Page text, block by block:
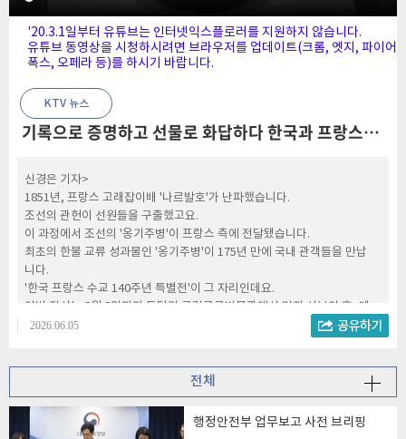
'20.3.1일부터 유튜브는 인터넷익스플로러를 지원하지 않습니다.
유튜브 동영상을 시청하시려면 브라우저를 업데이트(크롬, 엣지, 파이어
폭스, 오페라 등)를 하시기 바랍니다.
KTV 뉴스
기록으로 증명하고 선물로 화답하다 한국과 프랑스가 나눈 140년의 진심
2026.06.05
신경은 기자>
1851년, 프랑스 고래잡이배 '나르발호'가 난파했습니다.
조선의 관헌이 선원들을 구출했고요.
이 과정에서 조선의 '옹기주병'이 프랑스 측에 전달됐습니다.
최초의 한불 교류 성과물인 '옹기주병'이 175년 만에 국내 관객들을 만납
니다.
'한국 프랑스 수교 140주년 특별전'이 그 자리인데요.
이번 전시는 8월 2일까지 두달간 국립고궁박물관에서 먼저 선보인 후, 대
통령기록관으로 자리를 옮겨 이어집니다.
140년간 이어진 한국과 프랑스, 양국의 교류사를 한자리에서 볼 수 있습
니다.
다양한 문화유산을 통해 당시의 외교 정취를 느껴보시는 건 어떨까요?
전체
행정안전부 업무보고 사전 브리핑